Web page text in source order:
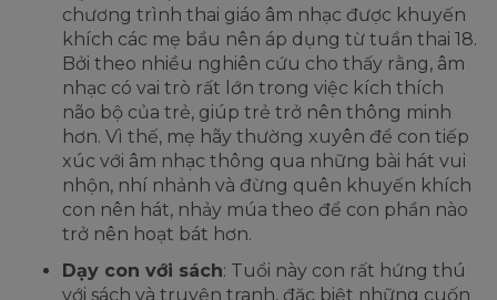
chương trình thai giáo âm nhạc được khuyến
khích các mẹ bầu nên áp dụng từ tuần thai 18.
Bởi theo nhiều nghiên cứu cho thấy rằng, âm
nhạc có vai trò rất lớn trong việc kích thích
não bộ của trẻ, giúp trẻ trở nên thông minh
hơn. Vì thế, mẹ hãy thường xuyên để con tiếp
xúc với âm nhạc thông qua những bài hát vui
nhộn, nhí nhảnh và đừng quên khuyến khích
con nên hát, nhảy múa theo để con phần nào
trở nên hoạt bát hơn.
Dạy con với sách: Tuổi này con rất hứng thú
với sách và truyện tranh, đặc biệt những cuốn